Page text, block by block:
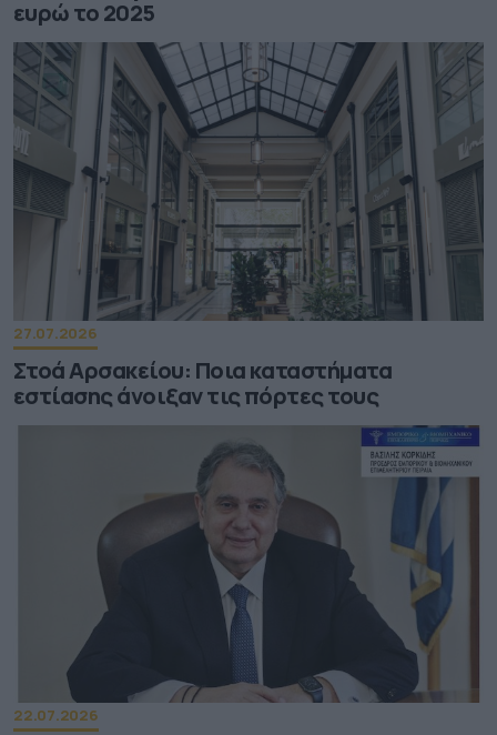
ευρώ το 2025
27.07.2026
Στοά Αρσακείου: Ποια καταστήματα
εστίασης άνοιξαν τις πόρτες τους
22.07.2026